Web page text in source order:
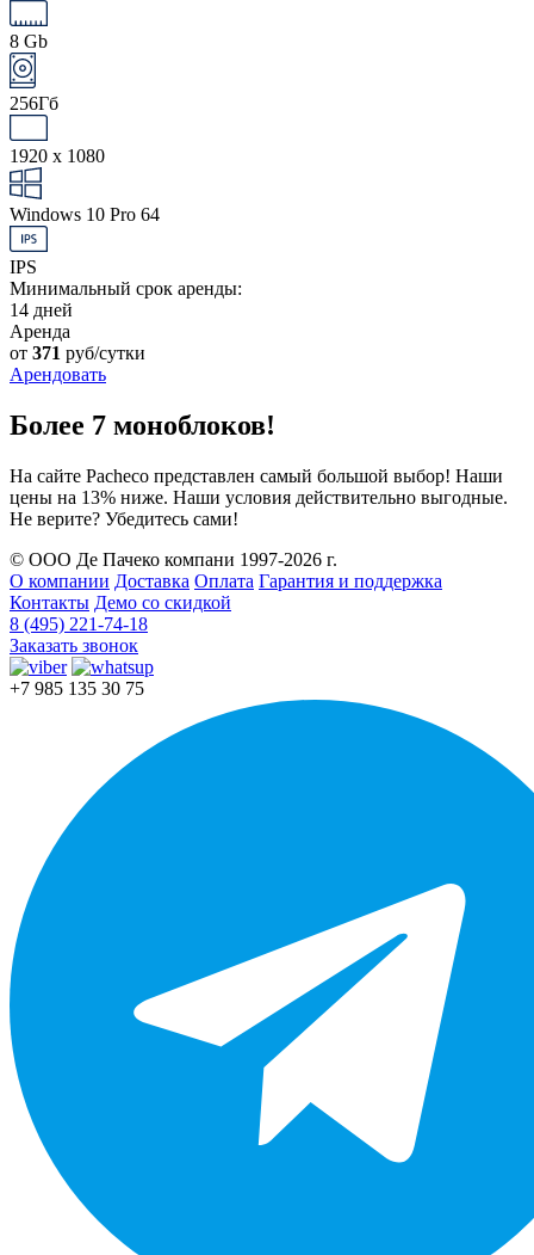
8 Gb
256Гб
1920 x 1080
Windows 10 Pro 64
IPS
Минимальный срок аренды:
14 дней
Аренда
от 371 руб/сутки
Арендовать
Более 7 моноблоков!
На сайте Pacheco представлен самый большой выбор! Наши
цены на 13% ниже. Наши условия действительно выгодные.
Не верите? Убедитесь сами!
© ООО Де Пачеко компани 1997-2026 г.
О компании Доставка Оплата Гарантия и поддержка
Контакты Демо со скидкой
8 (495) 221-74-18
Заказать звонок
+7 985 135 30 75